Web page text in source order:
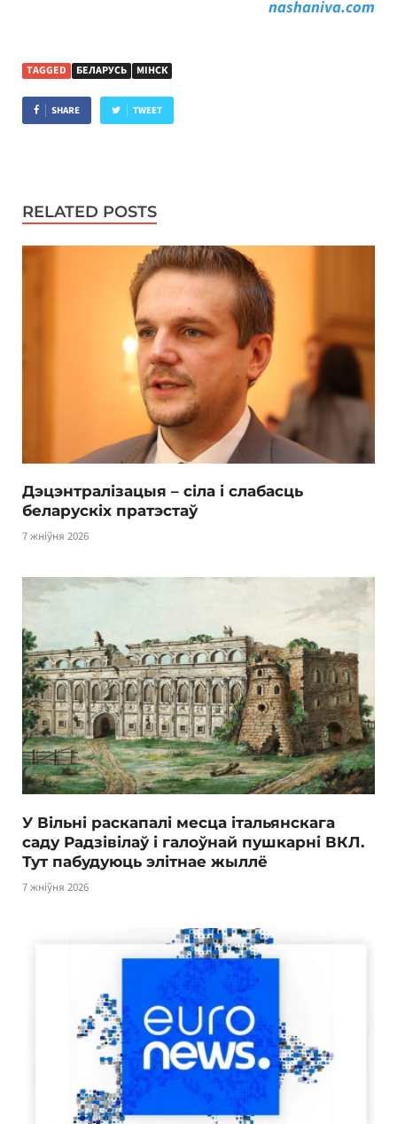
nashaniva.com
TAGGED БЕЛАРУСЬ МІНСК
SHARE TWEET
RELATED POSTS
Дэцэнтралізацыя – сіла і слабасць
беларускіх пратэстаў
7 жніўня 2026
У Вільні раскапалі месца італьянскага
саду Радзівілаў і галоўнай пушкарні ВКЛ.
Тут пабудуюць элітнае жыллё
7 жніўня 2026